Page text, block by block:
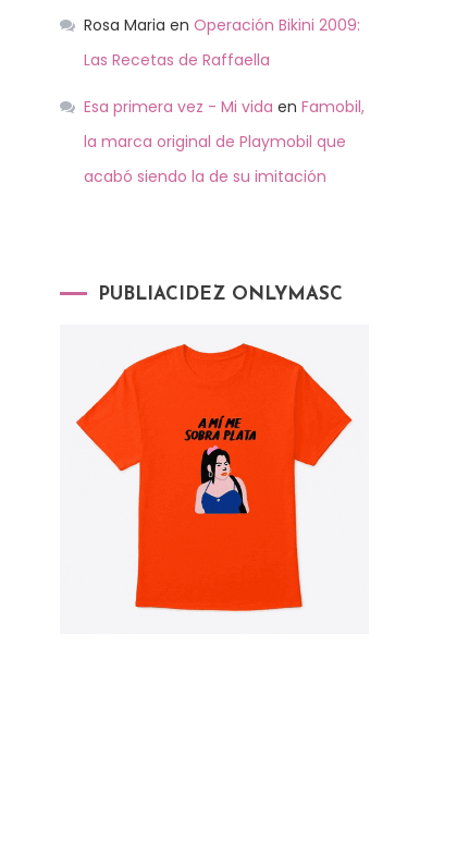
Rosa Maria en Operación Bikini 2009:
Las Recetas de Raffaella
Esa primera vez - Mi vida en Famobil,
la marca original de Playmobil que
acabó siendo la de su imitación
PUBLIACIDEZ ONLYMASC